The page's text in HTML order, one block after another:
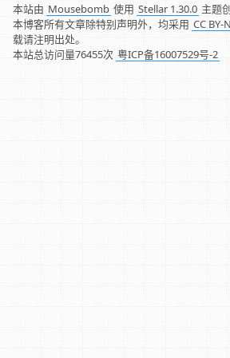
本站由 Mousebomb 使用 Stellar 1.30.0 主题
本博客所有文章除特别声明外，均采用 CC BY-
载请注明出处。
本站总访问量76455次 粤ICP备16007529号-2